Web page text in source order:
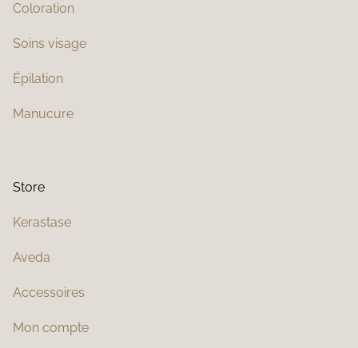
Coloration
Soins visage
Épilation
Manucure
Store
Kerastase
Aveda
Accessoires
Mon compte